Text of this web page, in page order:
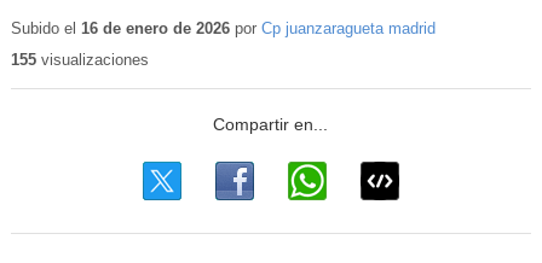
Subido el 16 de enero de 2026por Cp juanzaragueta madrid
155visualizaciones